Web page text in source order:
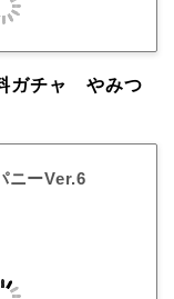
ガチャ やみつ
ニーVer.6